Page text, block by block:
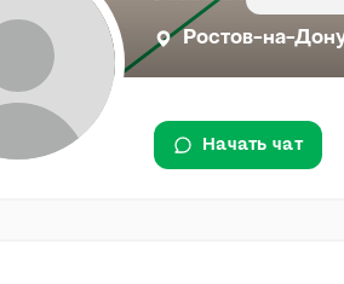
Ростов-на-
Начать чат